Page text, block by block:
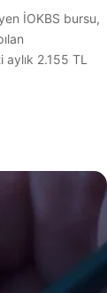
İOKBS bursu,
2.155 TL